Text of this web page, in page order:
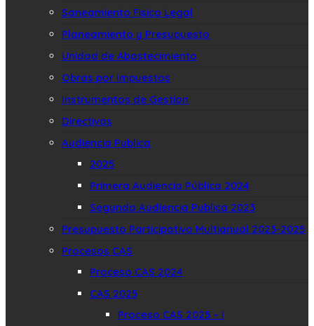
Saneamiento Fisico Legal
Planeamiento y Presupuesto
Unidad de Abastecimiento
Obras por Impuestos
Instrumentos de Gestion
Directivas
Audiencia Publica
2025
Primera Audiencia Pública 2024
Segunda Audiencia Publica 2023
Presupuesto Participativo Multianual 2023-2025
Procesos CAS
Proceso CAS 2024
CAS 2025
Proceso CAS 2025 – I